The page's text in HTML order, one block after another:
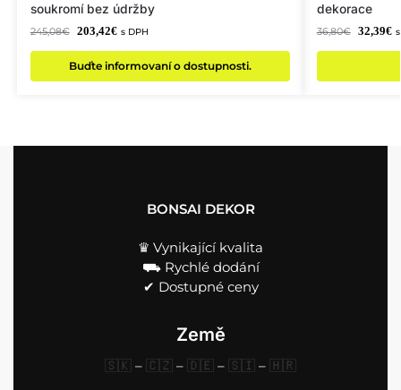
soukromí bez údržby
245,08€ 203,42€ s DPH
Buďte informovaní o dostupnosti.
dekorace
36,80€ 32,39€
BONSAI DEKOR
♛ Vynikající kvalita
⛟ Rychlé dodání
✔︎ Dostupné ceny
Země
🇸🇰 – 🇨🇿 – 🇩🇪 – 🇸🇮 – 🇭🇷